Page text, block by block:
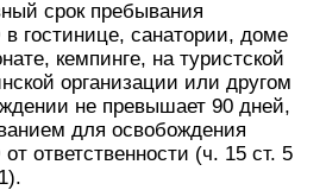
срок пребывания
гостинице, санатории, доме
кемпинге, на туристской
организации или другом
не превышает 90 дней,
для освобождения
ответственности (ч. 15 ст. 5